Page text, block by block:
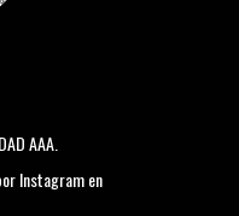
AAA.
Instagram en